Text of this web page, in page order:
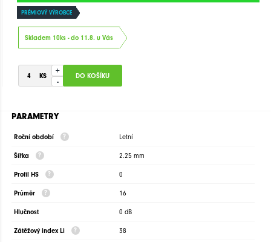
PRÉMIOVÝ VÝROBCE
Skladem 10ks - do 11.8. u Vás
+
-
PARAMETRY
Roční období Letní
Šířka 2.25 mm
Profil HS 0
Průměr 16
Hlučnost 0 dB
Zátěžový index Li 38